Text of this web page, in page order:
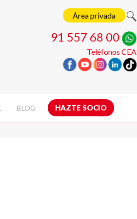
Área privada
91 557 68 00
Teléfonos CEA
BLOG HAZTE SOCIO